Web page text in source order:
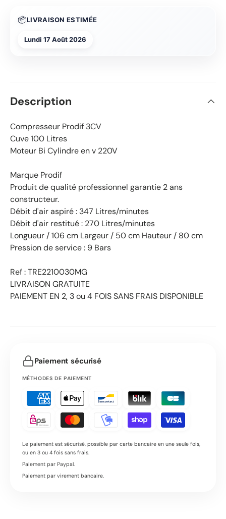
📦LIVRAISON ESTIMÉE
Lundi 17 Août 2026
Description
Compresseur Prodif 3CV
Cuve 100 Litres
Moteur Bi Cylindre en v 220V
Marque Prodif
Produit de qualité professionnel garantie 2 ans
constructeur.
Débit d'air aspiré : 347 Litres/minutes
Débit d'air restitué : 270 Litres/minutes
Longueur / 106 cm Largeur / 50 cm Hauteur / 80 cm
Pression de service : 9 Bars
Ref : TRE2210030MG
LIVRAISON GRATUITE
PAIEMENT EN 2, 3 ou 4 FOIS SANS FRAIS DISPONIBLE
Paiement sécurisé
MÉTHODES DE PAIEMENT
Le paiement est sécurisé, possible par carte bancaire en une seule fois,
ou en 3 ou 4 fois sans frais.
Paiement par Paypal.
Paiement par virement bancaire.